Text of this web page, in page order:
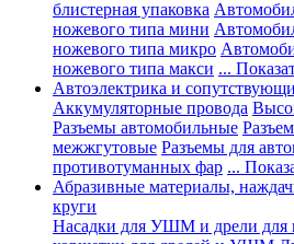
блистерная упаковка
ножевого типа мини
ножевого типа микро
ножевого типа макси ...
Автоэлектрика и
Аккумуляторные провода
Разъемы автомобильные
межжгутовые Разъемы для
противотуманных фар ...
Абразивные материалы,
круги
Насадки для УШМ и дрели для